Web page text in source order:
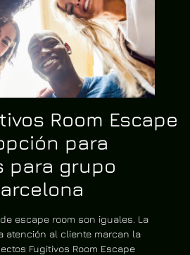
Room Escape
para
para grupo
escape room son iguales. La
atención al cliente marcan la
Fugitivos Room Escape